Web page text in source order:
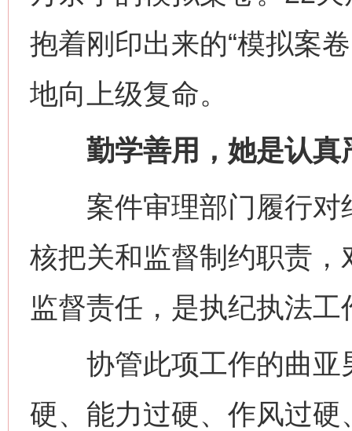
抱着刚印出来的“模拟案
地向上级复命。
勤学善用，她是认真
案件审理部门履行对
核把关和监督制约职责
监督责任，是执纪执法工
协管此项工作的曲亚
硬、能力过硬、作风过